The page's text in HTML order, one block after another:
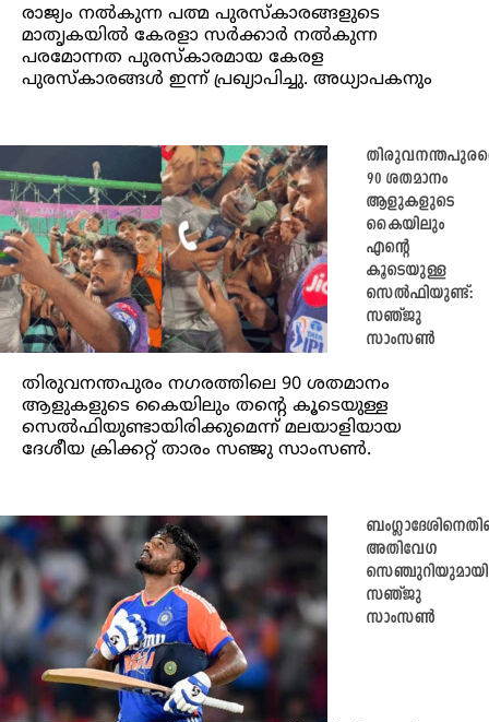
രാജ്യം നൽകുന്ന പത്മ പുരസ്‌കാരങ്ങളുടെ
മാതൃകയില്‍ കേരളാ സര്‍ക്കാര്‍ നല്‍കുന്ന
പരമോന്നത പുരസ്‌കാരമായ കേരള
പുരസ്‌കാരങ്ങള്‍ ഇന്ന് പ്രഖ്യാപിച്ചു. അധ്യാപകനും
90 ശതമാനം
ആളുകളുടെ
കൈയിലും
എന്റെ
കൂടെയുള്ള
സെല്‍ഫിയുണ്ട്:
സഞ്ജു
സാംസൺ
തിരുവനന്തപുരം നഗരത്തിലെ 90 ശതമാനം
ആളുകളുടെ കൈയിലും തന്റെ കൂടെയുള്ള
സെല്‍ഫിയുണ്ടായിരിക്കുമെന്ന് മലയാളിയായ
ദേശീയ ക്രിക്കറ്റ് താരം സഞ്ജു സാംസണ്‍.
അതിവേഗ
സെഞ്ചുറിയുമായി
സഞ്ജു
സാംസണ്‍